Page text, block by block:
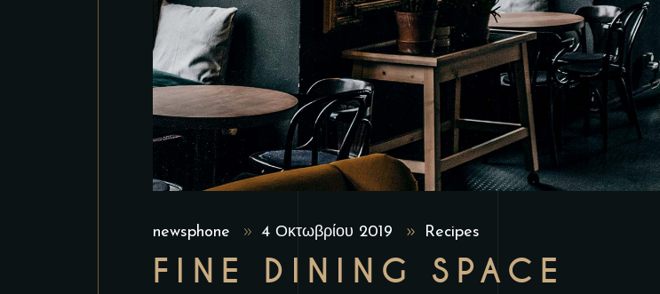
newsphone 4 Οκτωβρίου 2019 Recipes
FINE DINING SPACE